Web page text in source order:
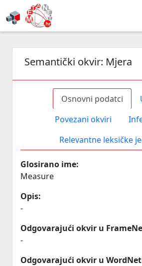
Semantički okvir: Mjera
Osnovni podatci
Povezani okviri
Relevantne leksičke
Glosirano ime:
Measure
Opis:
-
Odgovarajući okvir u
-
Odgovarajući okvir u